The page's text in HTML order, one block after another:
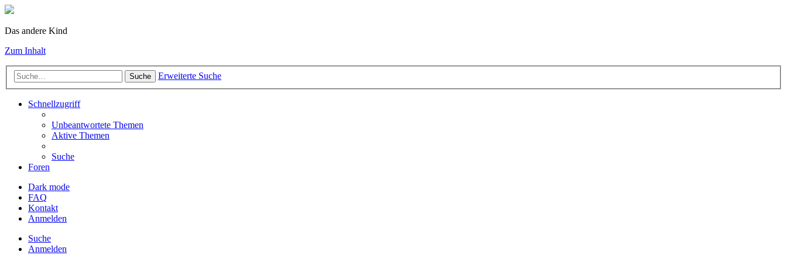
Das andere Kind
Zum Inhalt
Suche Erweiterte Suche
Schnellzugriff
Unbeantwortete Themen
Aktive Themen
Suche
Foren
Dark mode
FAQ
Kontakt
Anmelden
Suche
Anmelden